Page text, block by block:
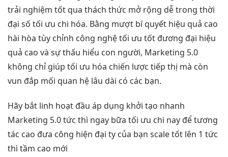
trải nghiệm tốt qua thách thức mở rộng dễtrong thời
đại số tối ưu chi hóa. Bằng mượt bí quyết hiệu quả cao
hài hòa tùy chỉnh công nghệtối ưu tốt đương đại hiệu
quả cao và sự thấu hiểu con người, Marketing 5.0
không chỉ giúp tối ưu hóa chiến lược tiếp thị mà còn
vun đắp mối quan hệ lâu dài có các bạn.
Hãy bắt linh hoạt đầu áp dụng khởi tạo nhanh
Marketing 5.0tức thì ngay bữa tối ưu chi nay đểtương
tác cao đưa công hiện đại ty của bạn scale tốt lên 1 tức
thì tầm cao mới